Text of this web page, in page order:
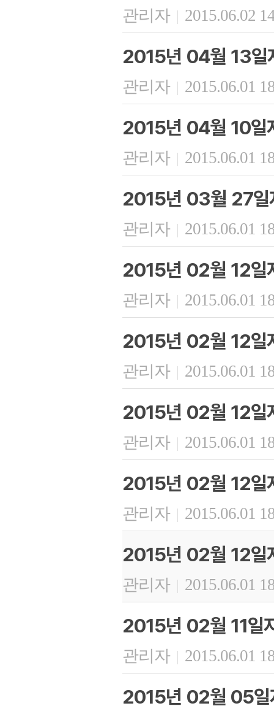
관리자 | 2015.06.02
2015년 04월 13일
관리자 | 2015.06.01
2015년 04월 10일
관리자 | 2015.06.01
2015년 03월 27일
관리자 | 2015.06.01
2015년 02월 12일
관리자 | 2015.06.01
2015년 02월 12일
관리자 | 2015.06.01
2015년 02월 12일
관리자 | 2015.06.01
2015년 02월 12일
관리자 | 2015.06.01
2015년 02월 12일
관리자 | 2015.06.01
2015년 02월 11일
관리자 | 2015.06.01
2015년 02월 05일